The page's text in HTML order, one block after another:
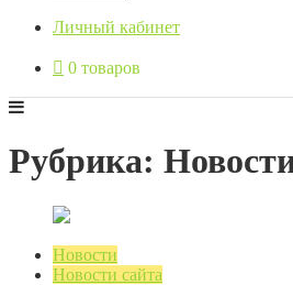
Личный кабинет
0 товаров
Рубрика:
Новости
Новости сайта